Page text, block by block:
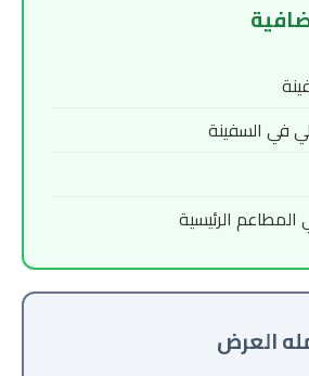
الرئيسية
العرض